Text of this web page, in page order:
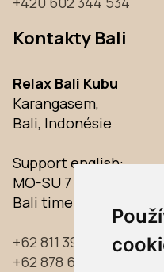
Kontakty Bali
Relax Bali Kubu
Karangasem,
Bali, Indonésie
Support english:
MO-SU 7 am–10 pm
Bali time:
+62 811 39 39 733
+62 878 61 96 97 33